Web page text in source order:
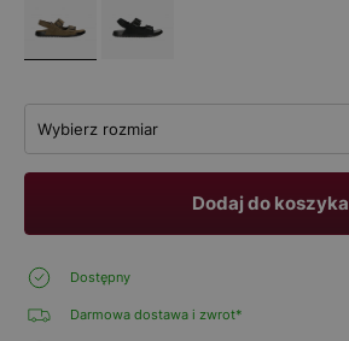
Wybierz rozmiar
Dodaj do koszyka
Dostępny
Darmowa dostawa i zwrot*